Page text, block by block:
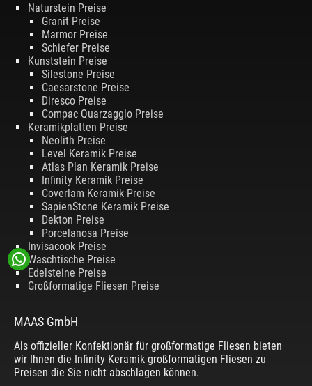
Naturstein Preise
Granit Preise
Marmor Preise
Schiefer Preise
Kunststein Preise
Silestone Preise
Caesarstone Preise
Diresco Preise
Compac Quarzagglo Preise
Keramikplatten Preise
Neolith Preise
Level Keramik Preise
Atlas Plan Keramik Preise
Infinity Keramik Preise
Coverlam Keramik Preise
SapienStone Keramik Preise
Dekton Preise
Porcelanosa Preise
Invisacook Preise
Waschtische Preise
Edelsteine Preise
Großformatige Fliesen Preise
MAAS GmbH
Als offizieller Konfektionär für großformatige Fliesen bieten
wir Ihnen die Infinity Keramik großformatigen Fliesen zu
Preisen die Sie nicht abschlagen können.